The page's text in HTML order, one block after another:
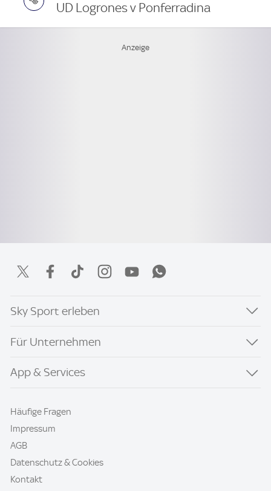
UD Logrones v Ponferradina
Sky Sport erleben
Für Unternehmen
App & Services
Häufige Fragen
Impressum
AGB
Datenschutz & Cookies
Kontakt